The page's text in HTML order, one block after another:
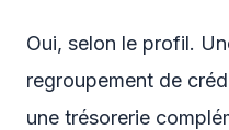
Oui, selon le profil.
regroupement de
une trésorerie